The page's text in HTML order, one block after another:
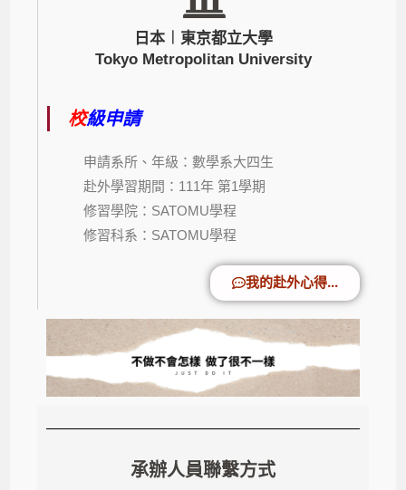
日本︱東京都立大學
Tokyo Metropolitan University
校級申請
申請系所、年級：數學系大四生
赴外學習期間：111年 第1學期
修習學院：SATOMU學程
修習科系：SATOMU學程
我的赴外心得...
承辦人員聯繫方式